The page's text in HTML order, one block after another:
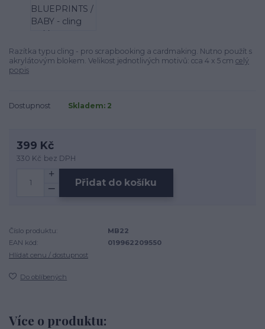
Razítka typu cling - pro scrapbooking a cardmaking. Nutno použít s
akrylátovým blokem. Velikost jednotlivých motivů: cca 4 x 5 cm celý
popis
Dostupnost Skladem: 2
399 Kč
330 Kč bez DPH
Přidat do košíku
Číslo produktu:
MB22
EAN kód:
019962209550
Hlídat cenu / dostupnost
Do oblíbených
Více o produktu: